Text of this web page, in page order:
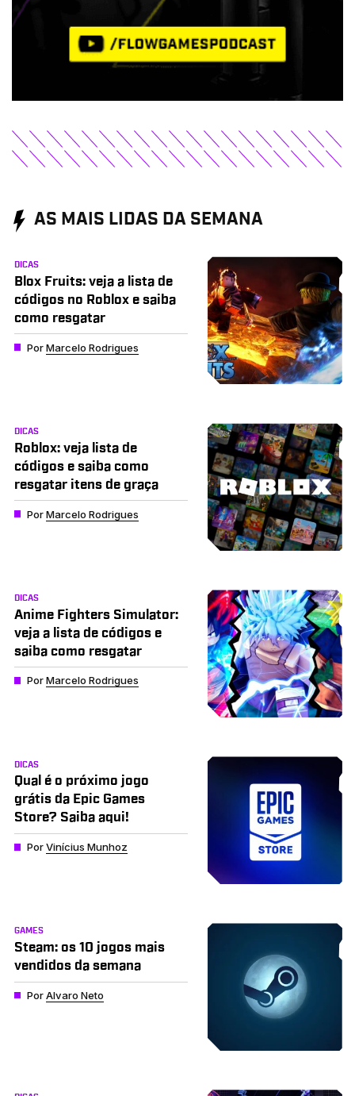
AS MAIS LIDAS DA SEMANA
DICAS
Blox Fruits: veja a lista de
códigos no Roblox e saiba
como resgatar
PorMarcelo Rodrigues
DICAS
Roblox: veja lista de
códigos e saiba como
resgatar itens de graça
PorMarcelo Rodrigues
DICAS
Anime Fighters Simulator:
veja a lista de códigos e
saiba como resgatar
PorMarcelo Rodrigues
DICAS
Qual é o próximo jogo
grátis da Epic Games
Store? Saiba aqui!
PorVinícius Munhoz
GAMES
Steam: os 10 jogos mais
vendidos da semana
PorAlvaro Neto